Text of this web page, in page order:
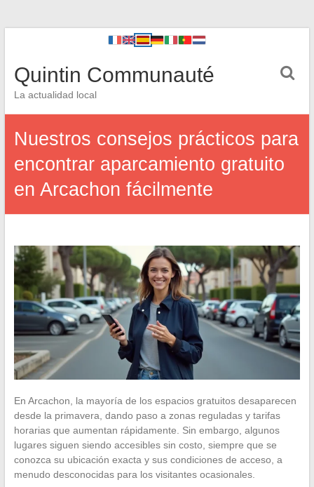
Quintin Communauté
La actualidad local
Nuestros consejos prácticos para
encontrar aparcamiento gratuito
en Arcachon fácilmente
En Arcachon, la mayoría de los espacios gratuitos desaparecen
desde la primavera, dando paso a zonas reguladas y tarifas
horarias que aumentan rápidamente. Sin embargo, algunos
lugares siguen siendo accesibles sin costo, siempre que se
conozca su ubicación exacta y sus condiciones de acceso, a
menudo desconocidas para los visitantes ocasionales.